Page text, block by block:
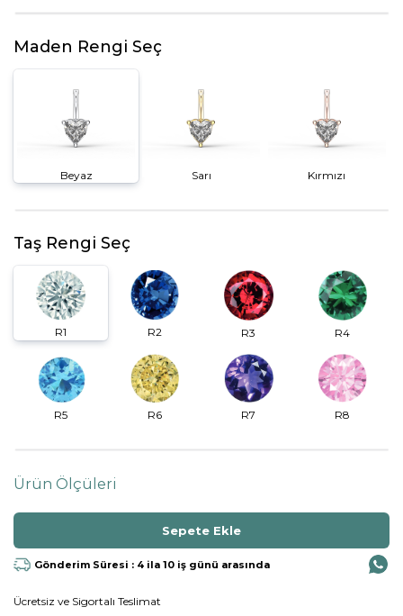
Maden Rengi Seç
Beyaz Sarı Kırmızı
Taş Rengi Seç
R1 R2 R3 R4
R5 R6 R7 R8
Ürün Ölçüleri
Gönderim Süresi : 4 ila 10 iş günü arasında
Ücretsiz ve Sigortalı Teslimat